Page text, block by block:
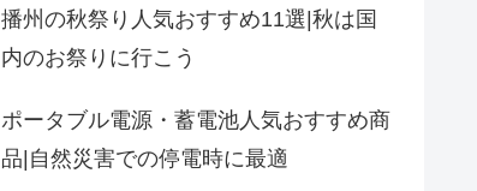
播州の秋祭り人気おすすめ11選|秋は国
内のお祭りに行こう
ポータブル電源・蓄電池人気おすすめ商
品|自然災害での停電時に最適